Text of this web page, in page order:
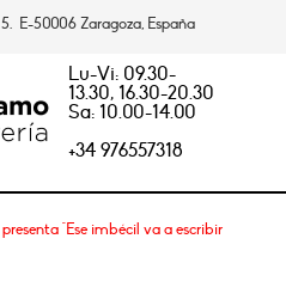
E-50006 Zaragoza, España
Lu-Vi: 09.30-
13.30, 16.30-20.30
Sa: 10.00-14.00
+34 976557318
"Ese imbécil va a escribir